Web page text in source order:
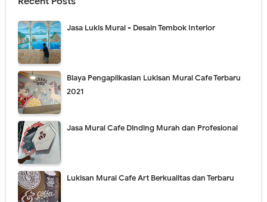
Jasa Lukis Mural - Desain Tembok Interior
Biaya Pengaplikasian Lukisan Mural Cafe Terbaru
2021
Jasa Mural Cafe Dinding Murah dan Profesional
Lukisan Mural Cafe Art Berkualitas dan Terbaru